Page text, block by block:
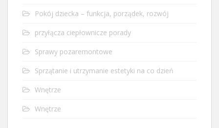
Pokój dziecka – funkcja, porządek, rozwój
przyłącza ciepłownicze porady
Sprawy pozaremontowe
Sprzątanie i utrzymanie estetyki na co dzień
Wnętrze
Wnętrze